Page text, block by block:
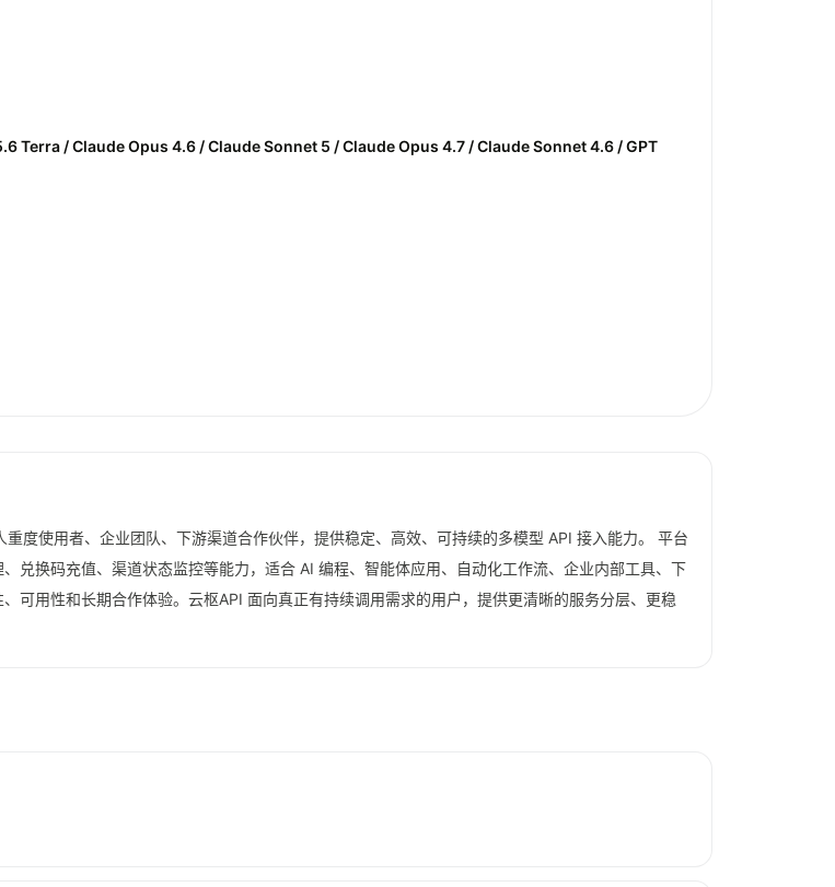
Terra / Claude Opus 4.6 / Claude Sonnet 5 / Claude Opus 4.7 / Claude Sonnet 4.6 / GPT
度使用者、企业团队、下游渠道合作伙伴，提供稳定、高效、可持续的多模型 API 接入能力。 平台
兑换码充值、渠道状态监控等能力，适合 AI 编程、智能体应用、自动化工作流、企业内部工具、下
可用性和长期合作体验。云枢API 面向真正有持续调用需求的用户，提供更清晰的服务分层、更稳